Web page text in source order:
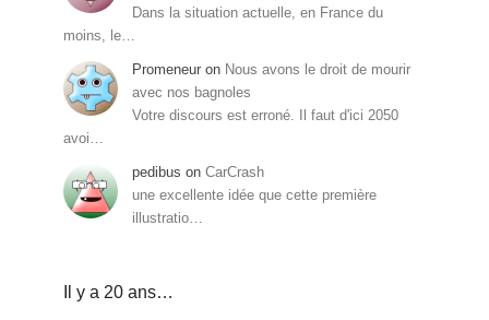
Dans la situation actuelle, en France du
moins, le…
Promeneur on Nous avons le droit de mourir
avec nos bagnoles
Votre discours est erroné. Il faut d'ici 2050
avoi…
pedibus on CarCrash
une excellente idée que cette première
illustratio…
Il y a 20 ans…